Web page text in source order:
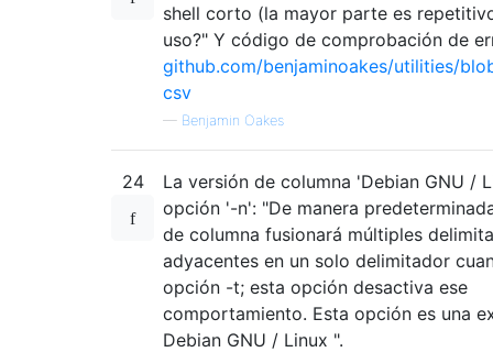
shell corto (la mayor parte es
uso?" Y código de comprobación de
github.com/benjaminoakes/utilities/
csv
— Benjamin Oakes
24
La versión de columna 'Debian GNU /
opción '-n': "De manera
de columna fusionará múltiples
adyacentes en un solo delimitador
opción -t; esta opción desactiva ese
comportamiento. Esta opción es una
Debian GNU / Linux ".